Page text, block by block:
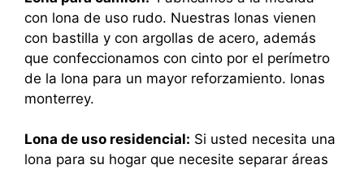
con lona de uso rudo. Nuestras lonas vienen
con bastilla y con argollas de acero, además
que confeccionamos con cinto por el perímetro
de la lona para un mayor reforzamiento. lonas
monterrey.
Lona de uso residencial: Si usted necesita una
lona para su hogar que necesite separar áreas